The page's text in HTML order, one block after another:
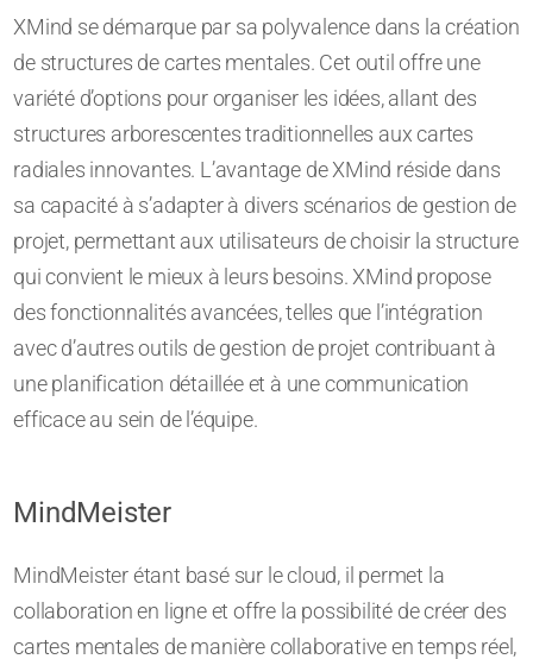
XMind se démarque par sa polyvalence dans la création
de structures de cartes mentales. Cet outil offre une
variété d’options pour organiser les idées, allant des
structures arborescentes traditionnelles aux cartes
radiales innovantes. L’avantage de XMind réside dans
sa capacité à s’adapter à divers scénarios de gestion de
projet, permettant aux utilisateurs de choisir la structure
qui convient le mieux à leurs besoins. XMind propose
des fonctionnalités avancées, telles que l’intégration
avec d’autres outils de gestion de projet contribuant à
une planification détaillée et à une communication
efficace au sein de l’équipe.
MindMeister
MindMeister étant basé sur le cloud, il permet la
collaboration en ligne et offre la possibilité de créer des
cartes mentales de manière collaborative en temps réel,